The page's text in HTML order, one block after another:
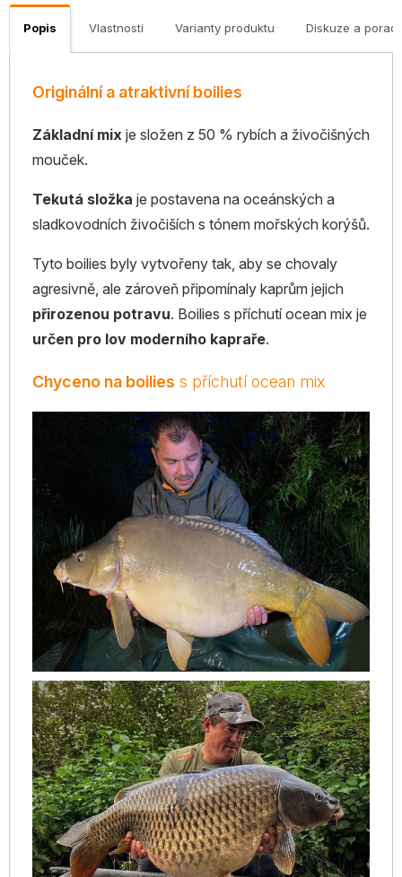
Popis Vlastnosti Varianty produktu Diskuze a
Originální a atraktivní boilies
Základní mix je složen z 50 % rybích a živočišných
mouček.
Tekutá složka je postavena na oceánských a
sladkovodních živočiších s tónem mořských korýšů.
Tyto boilies byly vytvořeny tak, aby se chovaly
agresivně, ale zároveň připomínaly kaprům jejich
přirozenou potravu. Boilies s příchutí ocean mix je
určen pro lov moderního kapraře.
Chyceno na boilies s příchutí ocean mix